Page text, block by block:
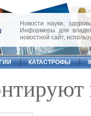
Новости науки,
Информеры для
новостной сайт,
КАТАСТРОФЫ